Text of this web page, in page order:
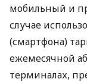
мобильный и
случае
(смартфона)
ежемесячной
терминалах,